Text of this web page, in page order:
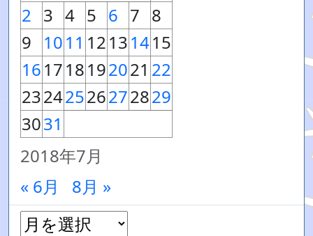
2018年7月
2 3 4 5 6 7 8
9
1011 12131415
161718192021 22
23242526272829
3031
« 6月 8月 »